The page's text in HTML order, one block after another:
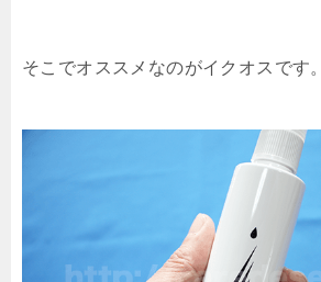
そこでオススメなのがイクオスです。